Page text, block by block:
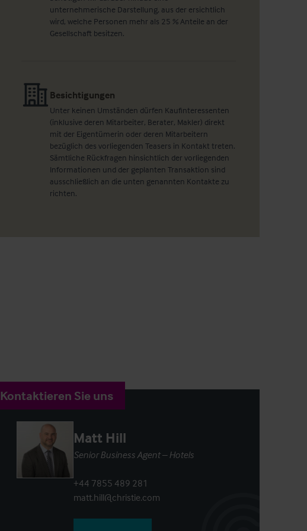
unternehmerische Darstellung, aus der ersichtlich
wird, welche Personen mehr als 25 % Anteile an der
Gesellschaft besitzen.
Besichtigungen
Unter keinen Umständen dürfen Kaufinteressenten
(inklusive deren Mitarbeiter, Berater, Makler) direkt
mit der Eigentümerin oder deren Mitarbeitern
bezüglich des vorliegenden Teasers in Kontakt treten.
Sämtliche Rückfragen hinsichtlich der vorliegenden
Informationen und der geplanten Transaktion sind
ausschließlich an die unten genannten Kontakte zu
richten.
Kontaktieren Sie uns
Matt Hill
Senior Business Agent – Hotels
+44 7855 489 281
matt.hill@christie.com